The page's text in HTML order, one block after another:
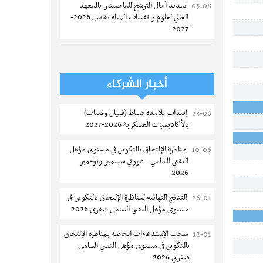
05-08 تمديد آجال الترشح للماجستير بالمعهد
العالي لعلوم و تقنيات المياه بقابس 2026-
2027
الإعلان عن نتائج الدورة الرئيسية للتوجيه
الجامعي - باكالوريا 2026
فتح مناظرة لإنتداب عرفاء بسلك الحرس
تسجيل طلبة كلية الآداب والفنون
والإنسانيات بمنوبة 2026-2027
05-08 المعهد العالي للرياضة و التربية البدنية
بقصر السعيد : ترسيم السنوات الثانية
تمديد آجال الترشح للماجستير بكلية العلوم
بقابس 2026-2027
أخبار الشركاء
23-06 إنتداب تلامذة ضباط (فتيان وفتيات)
بالأكاديميات العسكرية 2026-2027
10-06 مناظرة الإلتحاق بالتكوين في مستوى مؤهل
التقني السامي - دورتي سبتمبر ونوفمبر
2026
26-01 النتائج النهائية لمناظرة الإلتحاق بالتكوين في
مستوى مؤهل التقني السامي فيفري 2026
12-01 سحب الإستدعاءات الخاصة بمناظرة الإلتحاق
بالتكوين في مستوى مؤهل التقني السامي
فيفري 2026